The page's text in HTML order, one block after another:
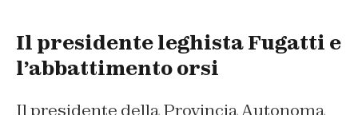
Il presidente leghista Fugatti e
l’abbattimento orsi
Il presidente della Provincia Autonoma